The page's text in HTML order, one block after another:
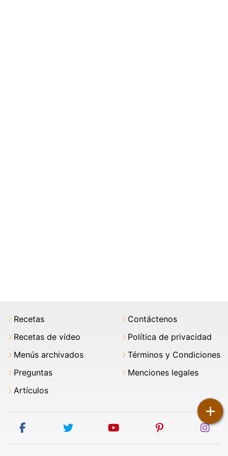
+
Recetas
Recetas de vídeo
Menús archivados
Preguntas
Artículos
Contáctenos
Política de privacidad
Términos y Condiciones
Menciones legales
facebook twitter youtube pinterest